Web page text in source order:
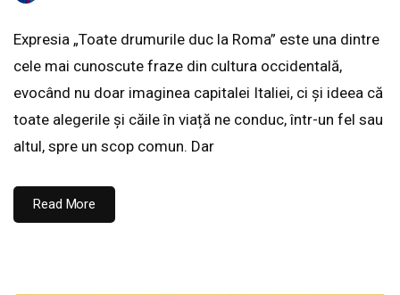
Expresia „Toate drumurile duc la Roma” este una dintre
cele mai cunoscute fraze din cultura occidentală,
evocând nu doar imaginea capitalei Italiei, ci și ideea că
toate alegerile și căile în viață ne conduc, într-un fel sau
altul, spre un scop comun. Dar
Read More